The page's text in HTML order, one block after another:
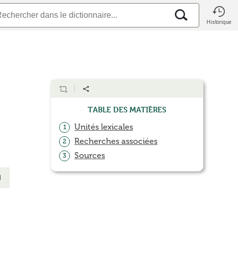
Historique
Table des matières
1 Unités lexicales
2 Recherches associées
3 Sources